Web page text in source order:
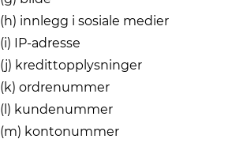
(h) innlegg i sosiale medier
(i) IP-adresse
(j) kredittopplysninger
(k) ordrenummer
(l) kundenummer
(m) kontonummer